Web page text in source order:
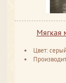
Мягкая
Цвет: